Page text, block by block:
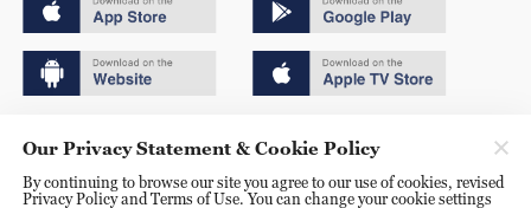
京ICP备20000184号
Our Privacy Statement & Cookie Policy
By continuing to browse our site you agree to our use of cookies, revised
Privacy Policy and Terms of Use. You can change your cookie settings